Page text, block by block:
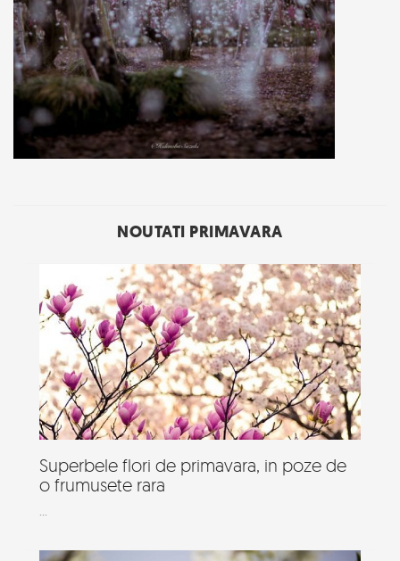
NOUTATI PRIMAVARA
Superbele flori de primavara, in poze de
o frumusete rara
...